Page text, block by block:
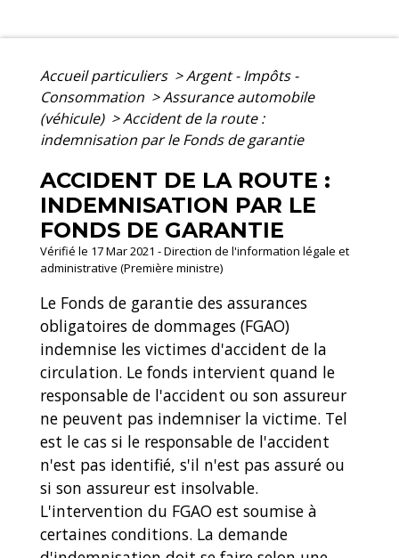
Accueil particuliers >Argent - Impôts -
Consommation >Assurance automobile
(véhicule) >Accident de la route :
indemnisation par le Fonds de garantie
ACCIDENT DE LA ROUTE :
INDEMNISATION PAR LE
FONDS DE GARANTIE
Vérifié le 17 Mar 2021 - Direction de l'information légale et
administrative (Première ministre)
Le Fonds de garantie des assurances
obligatoires de dommages (FGAO)
indemnise les victimes d'accident de la
circulation. Le fonds intervient quand le
responsable de l'accident ou son assureur
ne peuvent pas indemniser la victime. Tel
est le cas si le responsable de l'accident
n'est pas identifié, s'il n'est pas assuré ou
si son assureur est insolvable.
L'intervention du FGAO est soumise à
certaines conditions. La demande